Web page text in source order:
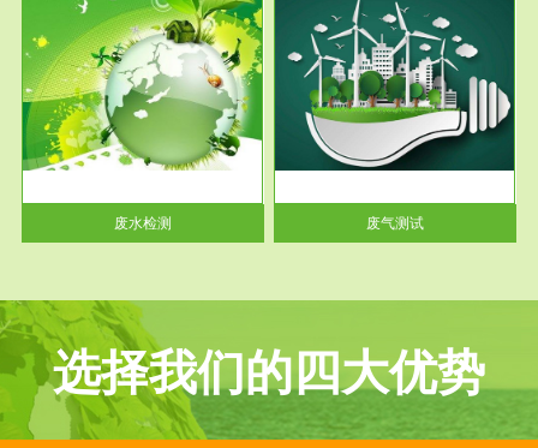
废水检测
服务范围
废气测试
检测范围工业废气检测包括有机
废气和无机废气。有机废气主要
包括...
废气测试
选择我们的四大优势